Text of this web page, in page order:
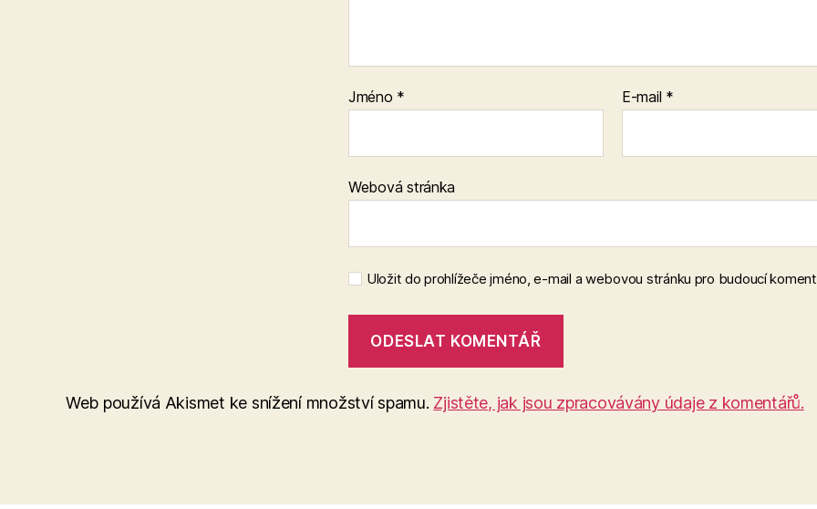
Jméno * E-mail *
Webová stránka
Uložit do prohlížeče jméno, e-mail a webovou stránku pro budoucí
Web používá Akismet ke snížení množství spamu. Zjistěte, jak jsou zpracovávány údaje z komentářů.